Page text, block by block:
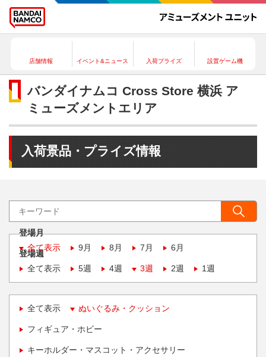
店舗情報 イベント&ニュース 入荷プライズ 設置ゲーム機
バンダイナムコ Cross Store 横浜 ア
ミューズメントエリア
入荷景品・プライズ情報
登場月
全て表示
9月 8月 7月 6月
登場週
全て表示
5週 4週 3週 2週 1週
全て表示 ぬいぐるみ・クッション
フィギュア・ホビー
キーホルダー・マスコット・アクセサリー